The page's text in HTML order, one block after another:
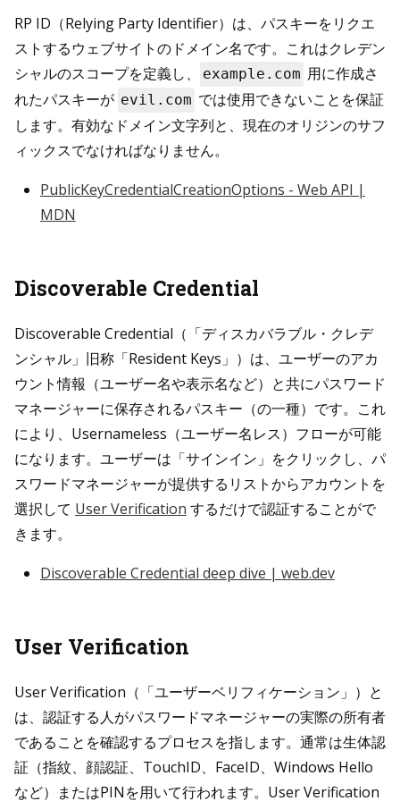
RP ID（Relying Party Identifier）は、パスキーをリクエ
ストするウェブサイトのドメイン名です。これはクレデン
シャルのスコープを定義し、
example.com 用に作成さ
れたパスキーが evil.com では使用できないことを保証
します。有効なドメイン文字列と、現在のオリジンのサフ
ィックスでなければなりません。
PublicKeyCredentialCreationOptions - Web API |
MDN
Discoverable Credential
Discoverable Credential（「ディスカバラブル・クレデ
ンシャル」旧称「Resident Keys」）は、ユーザーのアカ
ウント情報（ユーザー名や表示名など）と共にパスワード
マネージャーに保存されるパスキー（の一種）です。これ
により、Usernameless（ユーザー名レス）フローが可能
になります。ユーザーは「サインイン」をクリックし、パ
スワードマネージャーが提供するリストからアカウントを
選択して User Verification するだけで認証することがで
きます。
Discoverable Credential deep dive | web.dev
User Verification
User Verification（「ユーザーベリフィケーション」）と
は、認証する人がパスワードマネージャーの実際の所有者
であることを確認するプロセスを指します。通常は生体認
証（指紋、顔認証、TouchID、FaceID、Windows Hello
など）またはPINを用いて行われます。User Verification